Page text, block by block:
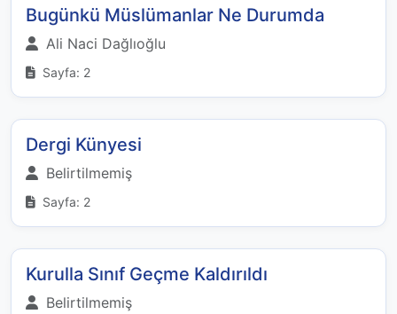
Bugünkü Müslümanlar Ne Durumda
Ali Naci Dağlıoğlu
Sayfa: 2
Dergi Künyesi
Belirtilmemiş
Sayfa: 2
Kurulla Sınıf Geçme Kaldırıldı
Belirtilmemiş